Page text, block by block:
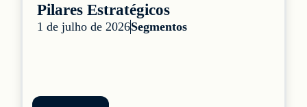
Pilares Estratégicos
1 de julho de 2026Segmentos